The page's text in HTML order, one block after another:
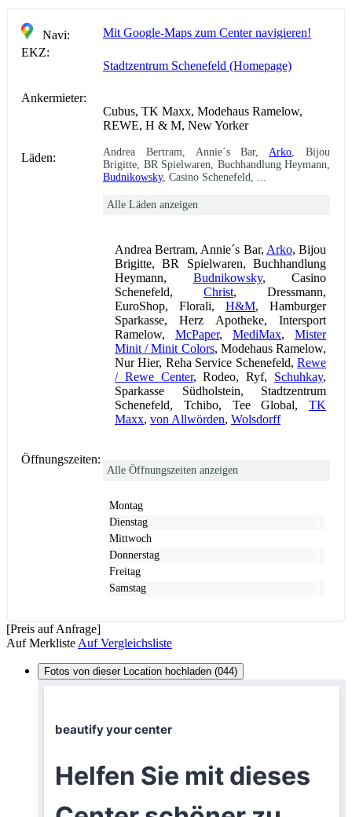
Navi:
Mit Google-Maps zum Center navigieren!
EKZ:
Stadtzentrum Schenefeld (Homepage)
Ankermieter:
Cubus, TK Maxx, Modehaus Ramelow,
REWE, H & M, New Yorker
Läden: Andrea Bertram, Annie´s Bar, Arko , Bijou
Brigitte, BR Spielwaren, Buchhandlung Heymann,
Budnikowsky, Casino Schenefeld, ...
Alle Läden anzeigen
Andrea Bertram, Annie´s Bar, Arko, Bijou
Brigitte, BR Spielwaren, Buchhandlung
Heymann, Budnikowsky, Casino
Schenefeld, Christ, Dressmann,
EuroShop, Florali, H&M, Hamburger
Sparkasse, Herz Apotheke, Intersport
Ramelow, McPaper, MediMax, Mister
Minit / Minit Colors, Modehaus Ramelow,
Nur Hier, Reha Service Schenefeld, Rewe
/ Rewe Center, Rodeo, Ryf, Schuhkay,
Sparkasse Südholstein, Stadtzentrum
Schenefeld, Tchibo, Tee Global, TK
Maxx, von Allwörden, Wolsdorff
Öffnungszeiten:
Alle Öffnungszeiten anzeigen
Montag
Dienstag
Mittwoch
Donnerstag
Freitag
Samstag
[Preis auf Anfrage]
Auf Merkliste Auf Vergleichsliste
Fotos von dieser Location hochladen (044)